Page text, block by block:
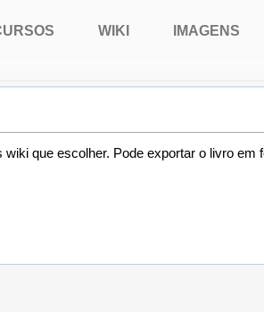
que escolher. Pode exportar o livro
WIKI IMAGENS